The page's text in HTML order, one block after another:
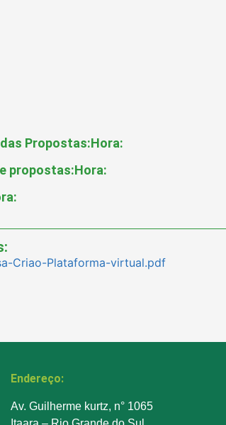
Propostas:Hora:
propostas:Hora:
Criao-Plataforma-virtual.pdf
Endereço:
Av. Guilherme kurtz, n° 1065